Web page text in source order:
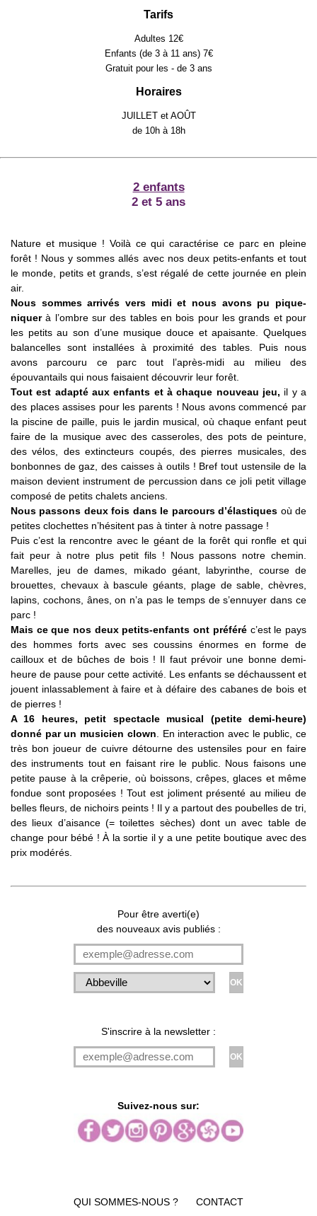
Tarifs
Adultes 12€
Enfants (de 3 à 11 ans) 7€
Gratuit pour les - de 3 ans
Horaires
JUILLET et AOÛT
de 10h à 18h
2 enfants
2 et 5 ans
Nature et musique ! Voilà ce qui caractérise ce parc en pleine
forêt ! Nous y sommes allés avec nos deux petits-enfants et tout
le monde, petits et grands, s’est régalé de cette journée en plein
air.
Nous sommes arrivés vers midi et nous avons pu pique-
niquerà l’ombre sur des tables en bois pour les grands et pour
les petits au son d’une musique douce et apaisante. Quelques
balancelles sont installées à proximité des tables. Puis nous
avons parcouru ce parc tout l’après-midi au milieu des
épouvantails qui nous faisaient découvrir leur forêt.
Tout est adapté aux enfants et à chaque nouveau jeu, il y a
des places assises pour les parents ! Nous avons commencé par
la piscine de paille, puis le jardin musical, où chaque enfant peut
faire de la musique avec des casseroles, des pots de peinture,
des vélos, des extincteurs coupés, des pierres musicales, des
bonbonnes de gaz, des caisses à outils ! Bref tout ustensile de la
maison devient instrument de percussion dans ce joli petit village
composé de petits chalets anciens.
Nous passons deux fois dans le parcours d’élastiques où de
petites clochettes n’hésitent pas à tinter à notre passage !
Puis c’est la rencontre avec le géant de la forêt qui ronfle et qui
fait peur à notre plus petit fils ! Nous passons notre chemin.
Marelles, jeu de dames, mikado géant, labyrinthe, course de
brouettes, chevaux à bascule géants, plage de sable, chèvres,
lapins, cochons, ânes, on n’a pas le temps de s’ennuyer dans ce
parc !
Mais ce que nos deux petits-enfants ont préféréc’est le pays
des hommes forts avec ses coussins énormes en forme de
cailloux et de bûches de bois ! Il faut prévoir une bonne demi-
heure de pause pour cette activité. Les enfants se déchaussent et
jouent inlassablement à faire et à défaire des cabanes de bois et
de pierres !
A 16 heures, petit spectacle musical (petite demi-heure)
donné par un musicien clown. En interaction avec le public, ce
très bon joueur de cuivre détourne des ustensiles pour en faire
des instruments tout en faisant rire le public. Nous faisons une
petite pause à la crêperie, où boissons, crêpes, glaces et même
fondue sont proposées ! Tout est joliment présenté au milieu de
belles fleurs, de nichoirs peints ! Il y a partout des poubelles de tri,
des lieux d’aisance (= toilettes sèches) dont un avec table de
change pour bébé ! À la sortie il y a une petite boutique avec des
prix modérés.
Pour être averti(e)
des nouveaux avis publiés :
S'inscrire à la newsletter :
Suivez-nous sur:
QUI SOMMES-NOUS ? CONTACT